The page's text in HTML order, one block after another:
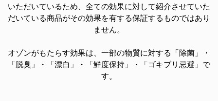
いただいているため、全ての効果に対して紹介させていた
だいている商品がその効果を有する保証するものではあり
ません。
オゾンがもたらす効果は、一部の物質に対する「除菌」・
「脱臭」・「漂白」・「鮮度保持」・「ゴキブリ忌避」で
す。